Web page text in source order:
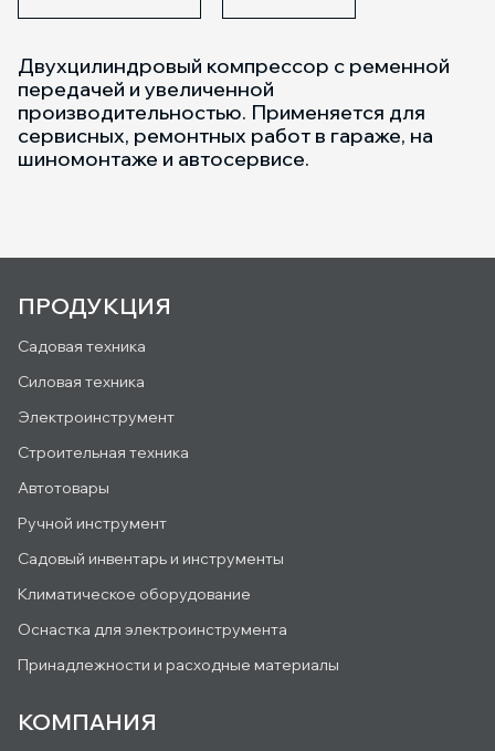
Двухцилиндровый компрессор с ременной
передачей и увеличенной
производительностью. Применяется для
сервисных, ремонтных работ в гараже, на
шиномонтаже и автосервисе.
ПРОДУКЦИЯ
Садовая техника
Силовая техника
Электроинструмент
Строительная техника
Автотовары
Ручной инструмент
Садовый инвентарь и инструменты
Климатическое оборудование
Оснастка для электроинструмента
Принадлежности и расходные материалы
КОМПАНИЯ